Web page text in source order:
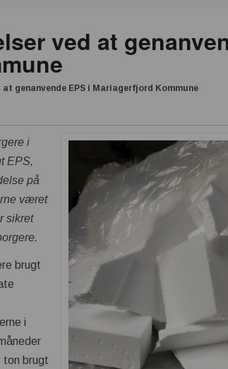
ved at
genanvende EPS i Mariagerfjord Kommune
i
EPS,
på
været
sikret
brugt
i
ton brugt